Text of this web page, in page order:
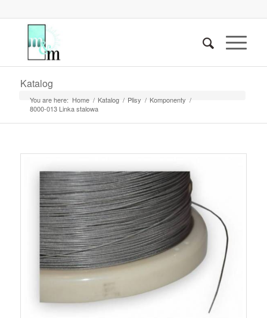
Katalog
You are here: Home / Katalog / Plisy / Komponenty /
8000-013 Linka stalowa